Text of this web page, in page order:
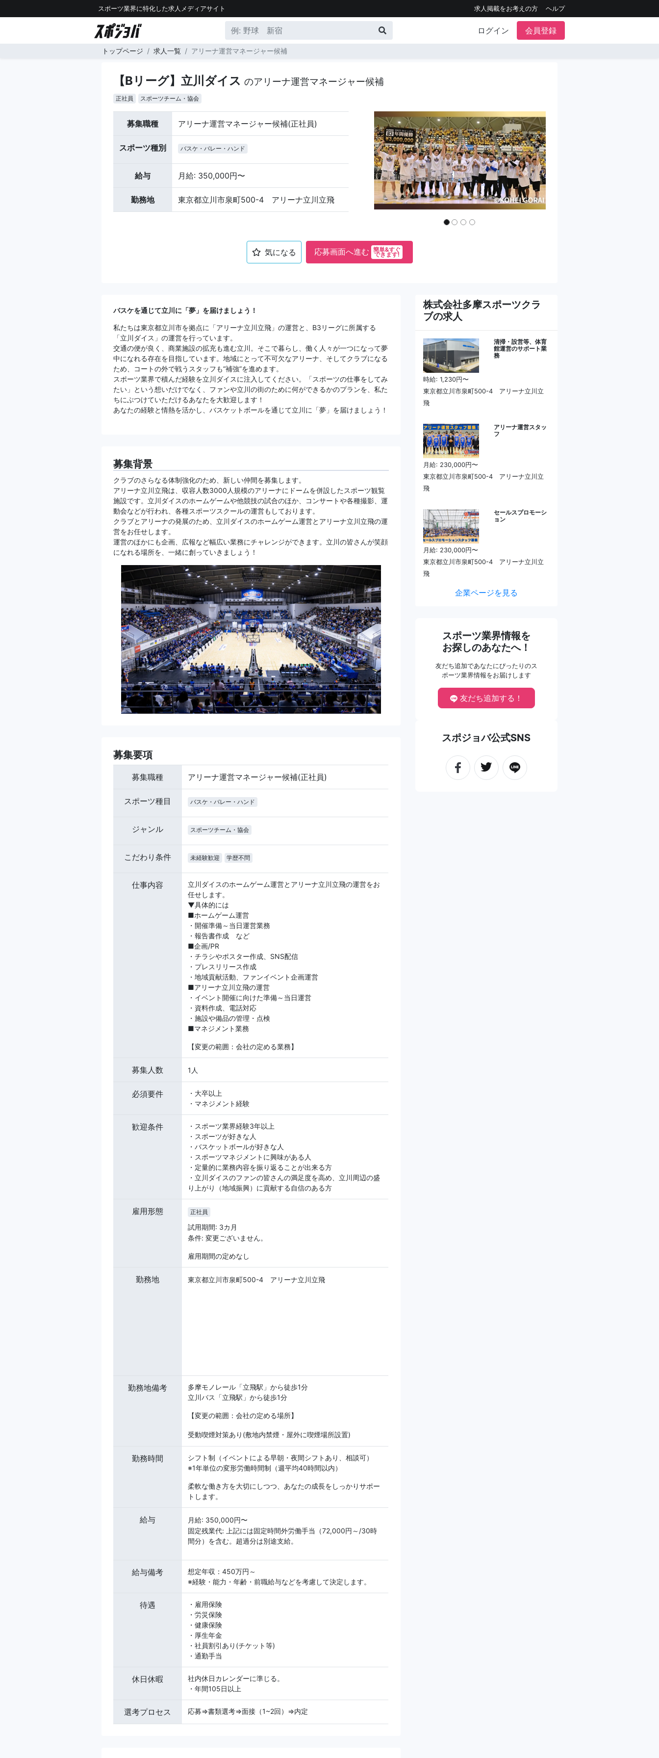
スポーツ業界に特化した求人メディアサイト 求人掲載をお考えの方 ヘルプ
ログイン 会員登録
トップページ 求人一覧 アリーナ運営マネージャー候補
【Bリーグ】立川ダイス のアリーナ運営マネージャー候補
正社員 スポーツチーム・協会
募集職種 アリーナ運営マネージャー候補(正社員)
スポーツ種別 バスケ・バレー・ハンド
給与 月給: 350,000円〜
勤務地 東京都立川市泉町500-4 アリーナ立川立飛
気になる 応募画面へ進む 簡単&すぐ
できます!
バスケを通じて立川に「夢」を届けましょう！
私たちは東京都立川市を拠点に「アリーナ立川立飛」の運営と、B3リーグに所属する
「立川ダイス」の運営を行っています。
交通の便が良く、商業施設の拡充も進む立川。そこで暮らし、働く人々が一つになって夢
中になれる存在を目指しています。地域にとって不可欠なアリーナ、そしてクラブになる
ため、コートの外で戦うスタッフも“補強”を進めます。
スポーツ業界で積んだ経験を立川ダイスに注入してください。「スポーツの仕事をしてみ
たい」という想いだけでなく、ファンや立川の街のために何ができるかのプランを、私た
ちにぶつけていただけるあなたを大歓迎します！
あなたの経験と情熱を活かし、バスケットボールを通じて立川に「夢」を届けましょう！
募集背景
クラブのさらなる体制強化のため、新しい仲間を募集します。
アリーナ立川立飛は、収容人数3000人規模のアリーナにドームを併設したスポーツ観覧
施設です。立川ダイスのホームゲームや他競技の試合のほか、コンサートや各種撮影、運
動会などが行われ、各種スポーツスクールの運営もしております。
クラブとアリーナの発展のため、立川ダイスのホームゲーム運営とアリーナ立川立飛の運
営をお任せします。
運営のほかにも企画、広報など幅広い業務にチャレンジができます。立川の皆さんが笑顔
になれる場所を、一緒に創っていきましょう！
募集要項
募集職種 アリーナ運営マネージャー候補(正社員)
スポーツ種目 バスケ・バレー・ハンド
ジャンル スポーツチーム・協会
こだわり条件 未経験歓迎 学歴不問
仕事内容
立川ダイスのホームゲーム運営とアリーナ立川立飛の運営をお
任せします。
▼具体的には
■ホームゲーム運営
・開催準備～当日運営業務
・報告書作成 など
■企画/PR
・チラシやポスター作成、SNS配信
・プレスリリース作成
・地域貢献活動、ファンイベント企画運営
■アリーナ立川立飛の運営
・イベント開催に向けた準備～当日運営
・資料作成、電話対応
・施設や備品の管理・点検
■マネジメント業務
【変更の範囲：会社の定める業務】
募集人数 1人
必須要件
・大卒以上
・マネジメント経験
歓迎条件
・スポーツ業界経験3年以上
・スポーツが好きな人
・バスケットボールが好きな人
・スポーツマネジメントに興味がある人
・定量的に業務内容を振り返ることが出来る方
・立川ダイスのファンの皆さんの満足度を高め、立川周辺の盛
り上がり（地域振興）に貢献する自信のある方
雇用形態 正社員
試用期間: 3カ月
条件: 変更ございません。
雇用期間の定めなし
勤務地 東京都立川市泉町500-4 アリーナ立川立飛
勤務地備考
多摩モノレール「立飛駅」から徒歩1分
立川バス「立飛駅」から徒歩1分
【変更の範囲：会社の定める場所】
受動喫煙対策あり(敷地内禁煙・屋外に喫煙場所設置)
勤務時間
シフト制（イベントによる早朝・夜間シフトあり、相談可）
※1年単位の変形労働時間制（週平均40時間以内）
柔軟な働き方を大切にしつつ、あなたの成長をしっかりサポー
トします。
給与
月給: 350,000円〜
固定残業代: 上記には固定時間外労働手当（72,000円～/30時
間分）を含む。超過分は別途支給。
給与備考
想定年収：450万円～
※経験・能力・年齢・前職給与などを考慮して決定します。
待遇
・雇用保険
・労災保険
・健康保険
・厚生年金
・社員割引あり(チケット等)
・通勤手当
休日休暇
社内休日カレンダーに準じる。
・年間105日以上
選考プロセス 応募⇒書類選考⇒面接（1~2回）⇒内定
株式会社多摩スポーツクラ
ブの求人
清掃・設営等、体育
館運営のサポート業
務
時給: 1,230円〜
東京都立川市泉町500-4 アリーナ立川立
飛
アリーナ運営スタッ
フ
月給: 230,000円〜
東京都立川市泉町500-4 アリーナ立川立
飛
セールスプロモーシ
ョン
月給: 230,000円〜
東京都立川市泉町500-4 アリーナ立川立
飛
企業ページを見る
スポーツ業界情報を
お探しのあなたへ！
友だち追加であなたにぴったりのス
ポーツ業界情報をお届けします
友だち追加する！
スポジョバ公式SNS